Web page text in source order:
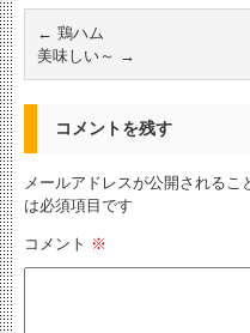
← 鶏ハム
美味しい～ →
コメントを残す
メールアドレスが公開されるこ
は必須項目です
コメント ※